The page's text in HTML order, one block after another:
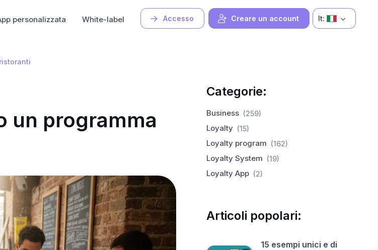
Accesso Creare un account
personalizzata White-label It:
un programma
Categorie:
Business (259)
Loyalty (15)
Loyalty program (162)
Loyalty System (19)
Loyalty App (2)
Articoli popolari:
15 esempi unici e di